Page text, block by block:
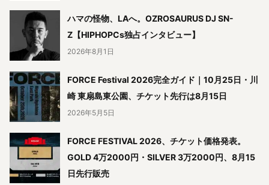
ハマの怪物、LAへ。OZROSAURUS DJ SN-
Z【HIPHOPCs独占インタビュー】
2026年8月1日
FORCE Festival 2026完全ガイド｜10月25日・川
崎 東扇島東公園、チケット先行は8月15日
2026年5月5日
FORCE FESTIVAL 2026、チケット価格発表。
GOLD 4万2000円・SILVER 3万2000円、8月15
日先行販売